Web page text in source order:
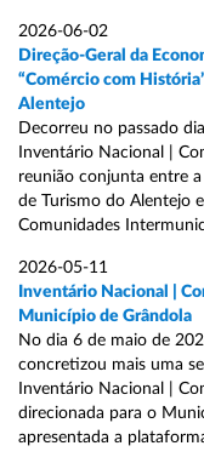
2026-06-02
Direção-Geral da
“Comércio com
Alentejo
Decorreu no passado
Inventário Nacional |
reunião conjunta entre
de Turismo do Alentejo
Comunidades
2026-05-11
Inventário Nacional |
Município de Grândola
No dia 6 de maio de
concretizou mais uma
Inventário Nacional |
direcionada para o
apresentada a